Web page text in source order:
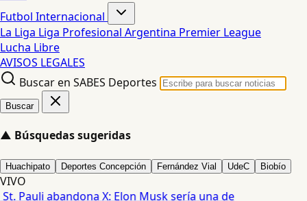
Futbol Internacional
La Liga Liga Profesional Argentina Premier League
Lucha Libre
AVISOS LEGALES
Buscar en SABES Deportes
Buscar
▲ Búsquedas sugeridas
Huachipato Deportes Concepción Fernández Vial UdeC Biobío
VIVO
St. Pauli abandona X: Elon Musk sería una de